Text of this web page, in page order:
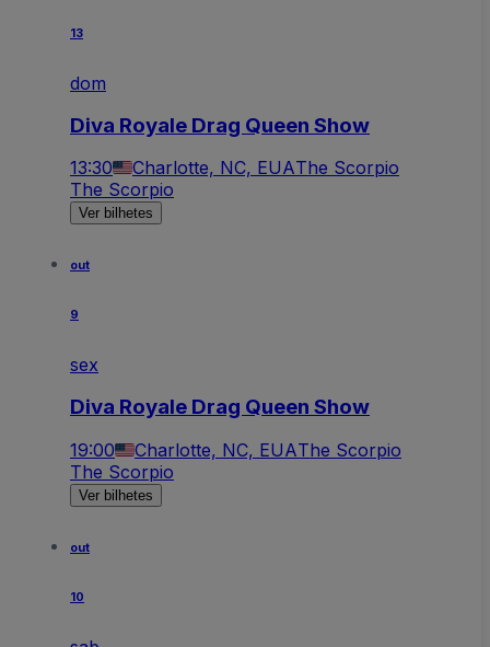
13
dom
Diva Royale Drag Queen Show
13:30 Charlotte, NC, EUAThe Scorpio
The Scorpio
Ver bilhetes
out
9
sex
Diva Royale Drag Queen Show
19:00 Charlotte, NC, EUAThe Scorpio
The Scorpio
Ver bilhetes
out
10